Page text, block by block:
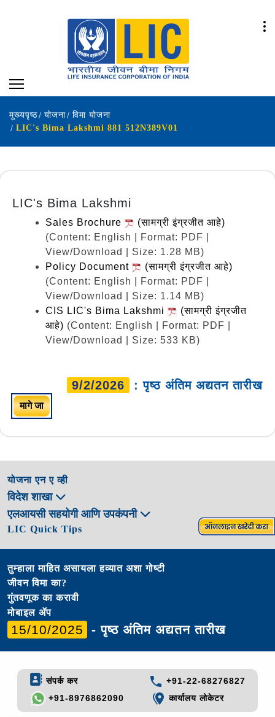
मुख्यपृष्ठ योजना
विमा योजना
LIC's Bima Lakshmi 881 512N389V01
LIC's Bima Lakshmi
Sales Brochure
(सामग्री इंग्रजीत आहे)
(Content: English | Format: PDF |
View/Download | Size: 1.28 MB)
Policy Document
(सामग्री इंग्रजीत आहे)
(Content: English | Format: PDF |
View/Download | Size: 1.14 MB)
CIS LIC's Bima Lakshmi
(सामग्री इंग्रजीत
आहे) (Content: English | Format: PDF |
View/Download | Size: 533 KB)
9/2/2026 : पृष्ठ अंतिम अद्यतन तारीख
मागे जा
योजना एन ए व्ही
विदेश शाखा
एलआयसी सहयोगी आणि उपकंपनी
LIC Quick Tips
तुम्हाला माहित असायला हव्यात अशा गोष्टी
जीवन विमा का?
गुंतवणूक का करावी
मोबाइल ॲप
15/10/2025 - पृष्ठ अंतिम अद्यतन तारीख
संपर्क कर
+91-22-68276827
+91-8976862090
कार्यालय लोकेटर